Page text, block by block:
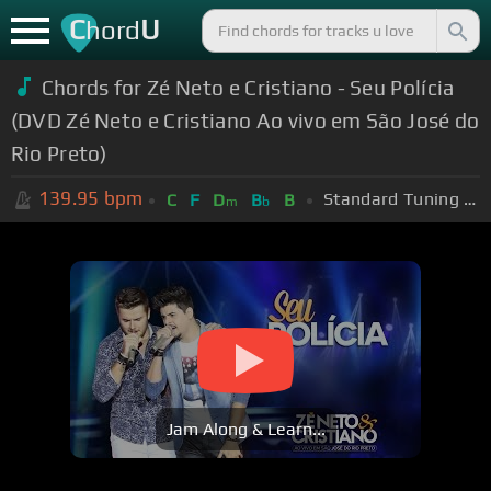
ChordU
Chords for Zé Neto e Cristiano - Seu Polícia
(DVD Zé Neto e Cristiano Ao vivo em São José do
Rio Preto)
139.95 bpm C F Dm Bb B Standard Tuning (EADGBE)
Jam Along & Learn...